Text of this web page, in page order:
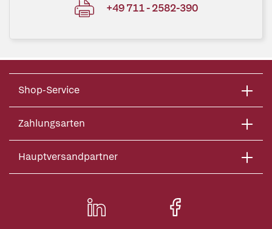
+49 711 - 2582-390
Shop-Service
Zahlungsarten
Hauptversandpartner